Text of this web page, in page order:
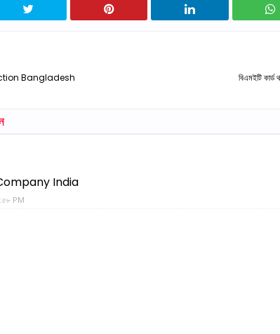
বিএমইটি কার্ড
Bangladesh
India
PM